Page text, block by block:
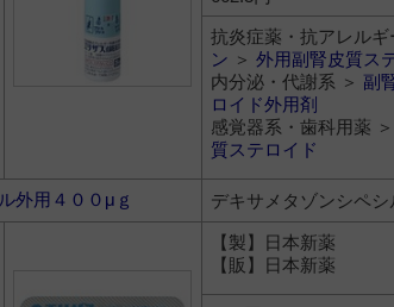
抗炎症薬・抗アレルギ
ン ＞ 外用副腎皮質ス
内分泌・代謝系 ＞ 副
ロイド外用剤
感覚器系・歯科用薬 ＞
質ステロイド
外用４００μｇ デキサメタゾンシペ
【製】日本新薬
【販】日本新薬